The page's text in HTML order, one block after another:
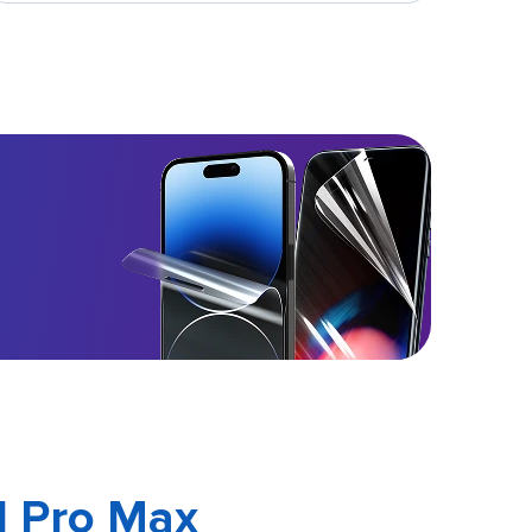
Pro Max